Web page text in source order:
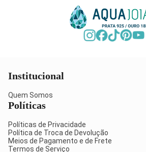
Institucional
Quem Somos
Políticas
Políticas de Privacidade
Política de Troca de Devolução
Meios de Pagamento e de Frete
Termos de Serviço